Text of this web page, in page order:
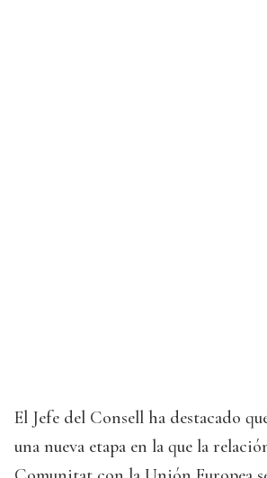
El Jefe del Consell ha destacado
una nueva etapa en la que la